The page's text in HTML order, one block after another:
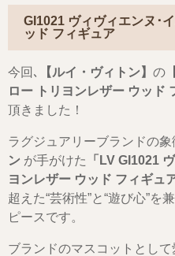
GI1021 ヴィヴィエンヌ･
ッド フィギュア
今回､ 【ルイ・ヴィトン】 の
ロー トリヨンレザー ウッド
頂きました！
ラグジュアリーブランドの
ン が手がけた
「LV GI1021
ヨンレザー ウッド フィギュア
超えた“芸術性”と“遊び心”を
ピースです。
ブランドのマスコットとして